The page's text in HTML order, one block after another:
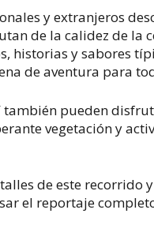
y extranjeros
de la calidez de la
historias y sabores
de aventura para
pueden
vegetación y
de este recorrido
el reportaje